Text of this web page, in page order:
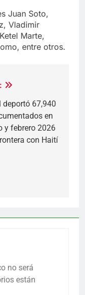
Juan Soto,
Vladimir
Marte,
entre otros.
deportó 67,940
en
y febrero 2026
con Haití
no será
están